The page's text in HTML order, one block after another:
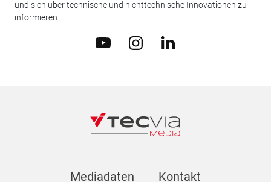
und sich über technische und nichttechnische Innovationen zu
informieren.
Mediadaten Kontakt